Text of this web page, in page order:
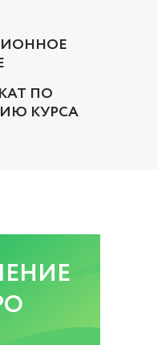
ПО
КУРСА